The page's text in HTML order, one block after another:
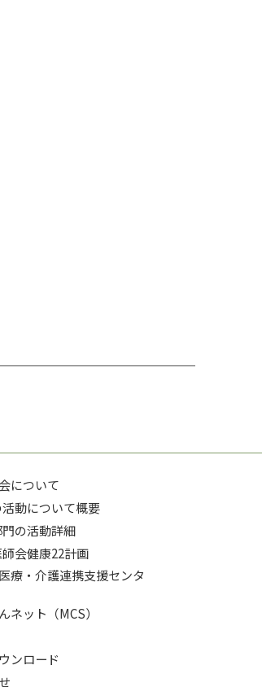
について
動について概要
の活動詳細
会健康22計画
療・介護連携支援センタ
ネット（MCS）
ンロード